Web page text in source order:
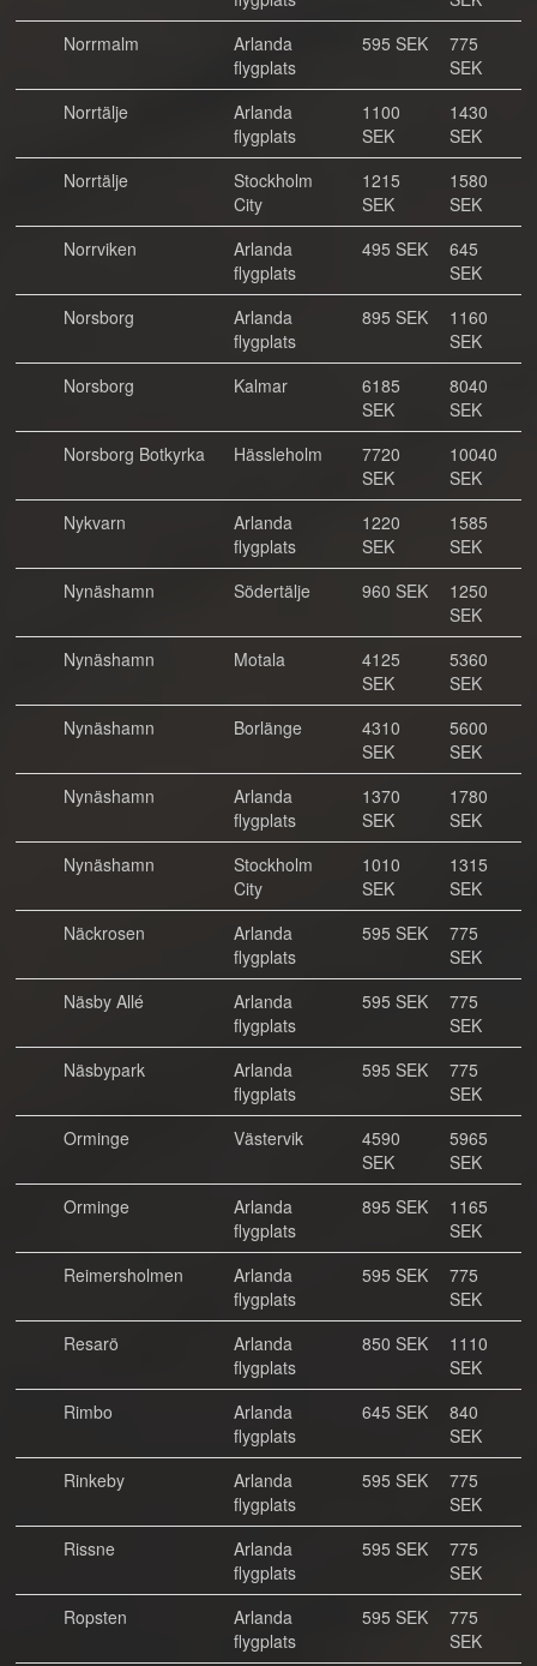
Norrmalm
Arlanda
flygplats
595 SEK
775
SEK
Norrtälje
Arlanda
flygplats
1100
SEK
1430
SEK
Norrtälje
Stockholm
City
1215
SEK
1580
SEK
Norrviken
Arlanda
flygplats
495 SEK
645
SEK
Norsborg
Arlanda
flygplats
895 SEK
1160
SEK
Norsborg
Kalmar
6185
SEK
8040
SEK
Norsborg Botkyrka
Hässleholm
7720
SEK
10040
SEK
Nykvarn
Arlanda
flygplats
1220
SEK
1585
SEK
Nynäshamn
Södertälje 960 SEK
1250
SEK
Nynäshamn
Motala
4125
SEK
5360
SEK
Nynäshamn
Borlänge
4310
SEK
5600
SEK
Nynäshamn
Arlanda
flygplats
1370
SEK
1780
SEK
Nynäshamn
Stockholm
City
1010
SEK
1315
SEK
Näckrosen
Arlanda
flygplats
595 SEK
775
SEK
Näsby Allé
Arlanda
flygplats
595 SEK
775
SEK
Näsbypark
Arlanda
flygplats
595 SEK
775
SEK
Orminge
Västervik
4590
SEK
5965
SEK
Orminge
Arlanda
flygplats
895 SEK
1165
SEK
Reimersholmen
Arlanda
flygplats
595 SEK
775
SEK
Resarö
Arlanda
flygplats
850 SEK
1110
SEK
Rimbo
Arlanda
flygplats
645 SEK
840
SEK
Rinkeby
Arlanda
flygplats
595 SEK
775
SEK
Rissne
Arlanda
flygplats
595 SEK
775
SEK
Ropsten
Arlanda
flygplats
595 SEK
775
SEK